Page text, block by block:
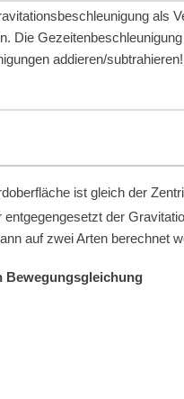
als
Die
addieren/subtrahieren!
ist gleich der
der
auf zwei Arten berechnet
Bewegungsgleichung